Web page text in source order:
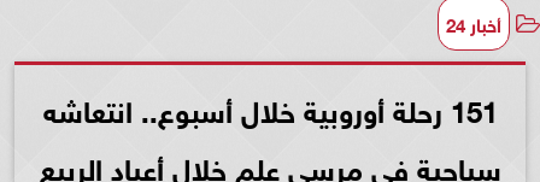
أخبار 24
151 رحلة أوروبية خلال أسبوع.. انتعاشه
سياحية في مرسى علم خلال أعياد الربيع